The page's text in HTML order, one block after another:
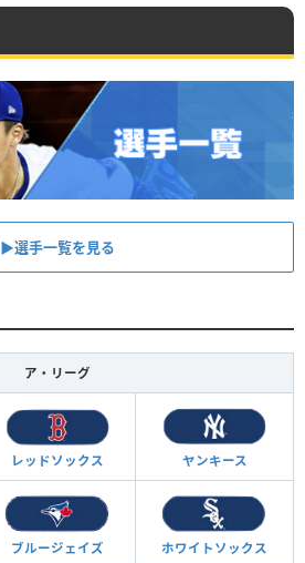
▶︎選手一覧を見る
ア・リーグ
レッドソックス ヤンキース
ブルージェイズ ホワイトソックス